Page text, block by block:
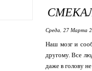
Среда, 27 Марта
Наш мозг и
другому. Все
даже в голову